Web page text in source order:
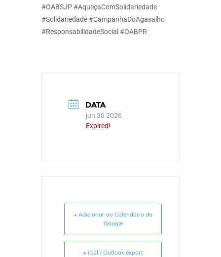
#OABSJP #AqueçaComSolidariedade
#Solidariedade #CampanhaDoAgasalho
#ResponsabilidadeSocial #OABPR
DATA
jun 30 2026
Expired!
+ Adicionar ao Calendário do
Google
+ iCal / Outlook export